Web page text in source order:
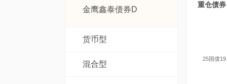
金鹰鑫泰债券D
货币型
混合型
重仓债券
25国债19